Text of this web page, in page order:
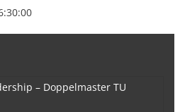
– Doppelmaster TU